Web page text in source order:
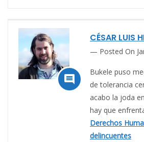

CÉSAR LUIS
Posted On
Bukele puso
de tolerancia
acabo la joda
hay que
Derechos
delincuentes